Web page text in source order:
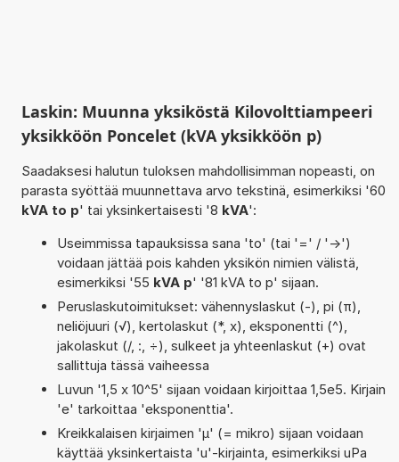
Laskin: Muunna yksiköstä Kilovolttiampeeri
yksikköön Poncelet (kVA yksikköön p)
Saadaksesi halutun tuloksen mahdollisimman nopeasti, on
parasta syöttää muunnettava arvo tekstinä, esimerkiksi '60
kVA to p' tai yksinkertaisesti '8 kVA':
Useimmissa tapauksissa sana 'to' (tai '=' / '->')
voidaan jättää pois kahden yksikön nimien välistä,
esimerkiksi '55 kVA p' '81 kVA to p' sijaan.
Peruslaskutoimitukset: vähennyslaskut (-), pi (π),
neliöjuuri (√), kertolaskut (*, x), eksponentti (^),
jakolaskut (/, :, ÷), sulkeet ja yhteenlaskut (+) ovat
sallittuja tässä vaiheessa
Luvun '1,5 x 10^5' sijaan voidaan kirjoittaa 1,5e5. Kirjain
'e' tarkoittaa 'eksponenttia'.
Kreikkalaisen kirjaimen 'µ' (= mikro) sijaan voidaan
käyttää yksinkertaista 'u'-kirjainta, esimerkiksi uPa